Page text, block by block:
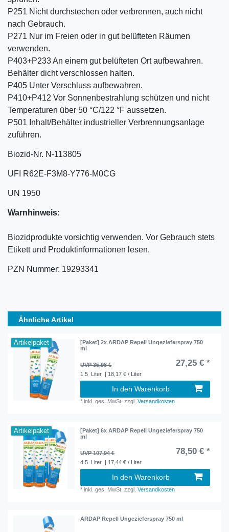
P251 Nicht durchstechen oder verbrennen, auch nicht
nach Gebrauch.
P271 Nur im Freien oder in gut belüfteten Räumen
verwenden.
P403+P233 An einem gut belüfteten Ort aufbewahren.
Behälter dicht verschlossen halten.
P405 Unter Verschluss aufbewahren.
P410+P412 Vor Sonnenbestrahlung schützen und nicht
Temperaturen über 50 °C/122 °F aussetzen.
P501 Inhalt/Behälter industrieller Verbrennungsanlage
zuführen.
Biozid-Nr. N-113805
UFI R62E-F3M8-Y776-M0CG
UN 1950
Warnhinweis:
Biozidprodukte vorsichtig verwenden. Vor Gebrauch stets
Etikett und Produktinformationen lesen.
PZN Nummer: 19293341
Ähnliche Artikel
Artikelpaket
[Paket] 2x ARDAP Repell Ungezieferspray 750
ml
UVP 35,98 € 27,25 € *
1.5 Liter | 18,17 € / Liter
In den Warenkorb
*inkl. ges. MwSt. zzgl.Versandkosten
Artikelpaket
[Paket] 6x ARDAP Repell Ungezieferspray 750
ml
UVP 107,94 € 78,50 € *
4.5 Liter | 17,44 € / Liter
In den Warenkorb
*inkl. ges. MwSt. zzgl.Versandkosten
ARDAP Repell Ungezieferspray 750 ml